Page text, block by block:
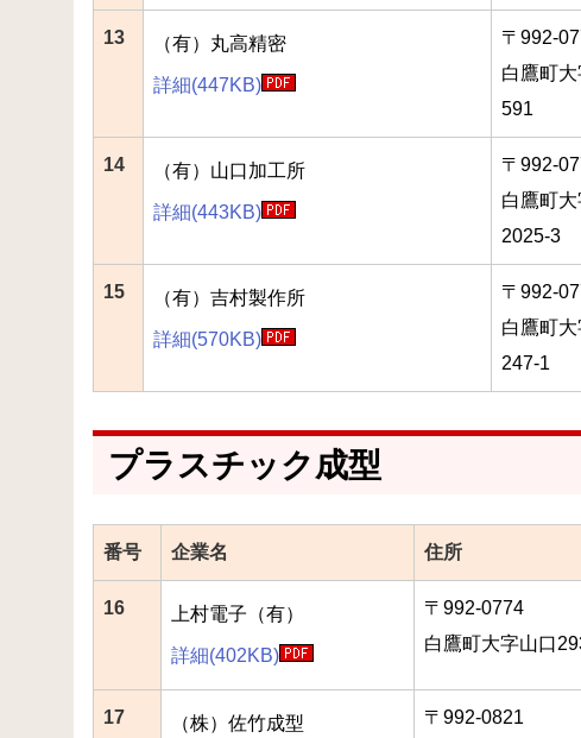
13 （有）丸高精密
詳細(447KB)
〒992-
白鷹町大
591
14 （有）山口加工所
詳細(443KB)
〒992-
白鷹町大
2025-3
15 （有）吉村製作所
詳細(570KB)
〒992-
白鷹町大
247-1
プラスチック成型
番号 企業名 住所
16 上村電子（有）
詳細(402KB)
〒992-0774
白鷹町大字山口
17 （株）佐竹成型 〒992-0821